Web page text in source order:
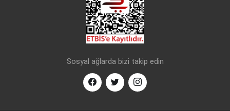
Sosyal ağlarda bizi takip edin